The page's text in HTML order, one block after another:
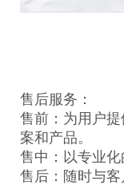
售后服务：
售前：为用户
案和产品。
售中：以专业
售后：随时与